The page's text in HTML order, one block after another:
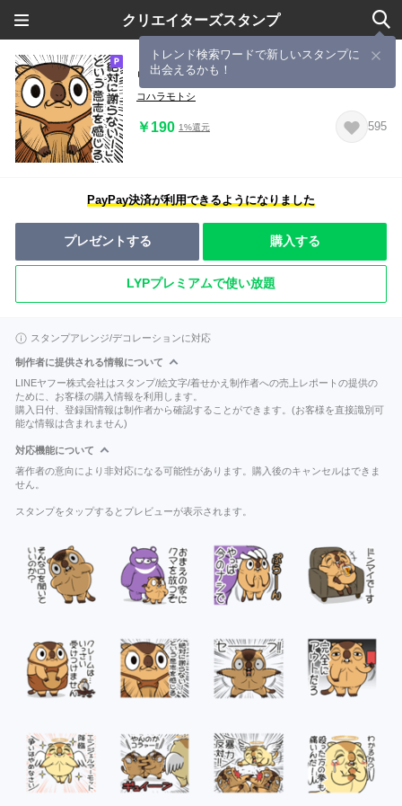
クリエイターズスタンプ
トレンド検索ワードで新しいスタンプに
出会えるかも！
ワガマママーモット 11
コハラモトシ
￥190 1%還元 595
PayPay決済が利用できるようになりました
プレゼントする 購入する
LYPプレミアムで使い放題
スタンプアレンジ/デコレーションに対応
制作者に提供される情報について
LINEヤフー株式会社はスタンプ/絵文字/着せかえ制作者への売上レポートの提供の
ために、お客様の購入情報を利用します。
購入日付、登録国情報は制作者から確認することができます。(お客様を直接識別可
能な情報は含まれません)
対応機能について
著作者の意向により非対応になる可能性があります。購入後のキャンセルはできま
せん。
スタンプをタップするとプレビューが表示されます。